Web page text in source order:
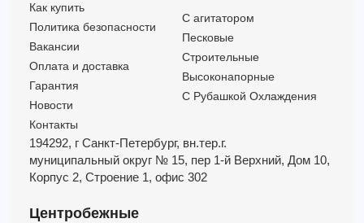
Как купить
Политика безопасности
Вакансии
Оплата и доставка
Гарантия
Новости
Контакты
C агитатором
Песковые
Строительные
Высоконапорные
С Рубашкой Охлаждения
194292, г Санкт-Петербург, вн.тер.г.
муниципальный округ № 15, пер 1-й Верхний, Дом 10,
Корпус 2, Строение 1, офис 302
Центробежные